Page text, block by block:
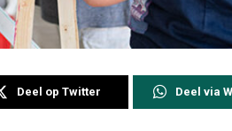
Deel op Twitter Deel via